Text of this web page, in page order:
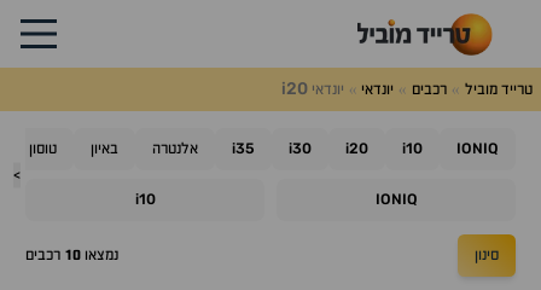
טרייד מוביל רכבים יונדאי יונדאיi20
>
IONIQ
i10
i20
i30
i35 אלנטרה באיון טוסון
IONIQ
i10
סינון נמצאו 10 רכבים